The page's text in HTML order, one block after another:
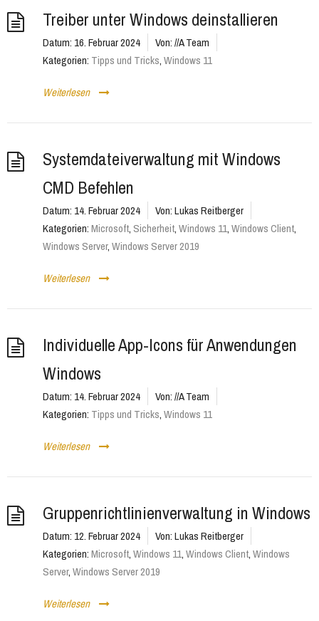
Treiber unter Windows deinstallieren
Datum: 16. Februar 2024 Von://A Team
Kategorien: Tipps und Tricks,Windows 11
Weiterlesen
Systemdateiverwaltung mit Windows
CMD Befehlen
Datum: 14. Februar 2024 Von:Lukas Reitberger
Kategorien:Microsoft,Sicherheit,Windows 11,Windows Client,
Windows Server,Windows Server 2019
Weiterlesen
Individuelle App-Icons für Anwendungen
Windows
Datum: 14. Februar 2024 Von://A Team
Kategorien: Tipps und Tricks,Windows 11
Weiterlesen
Gruppenrichtlinienverwaltung in Windows
Datum: 12. Februar 2024 Von:Lukas Reitberger
Kategorien:Microsoft,Windows 11,Windows Client,Windows
Server,Windows Server 2019
Weiterlesen